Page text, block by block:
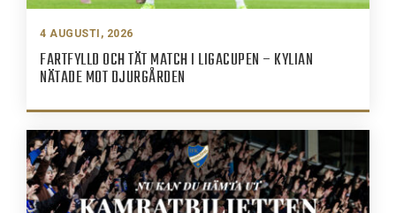
4 AUGUSTI, 2026
FARTFYLLD OCH TÄT MATCH I LIGACUPEN – KYLIAN
NÄTADE MOT DJURGÅRDEN